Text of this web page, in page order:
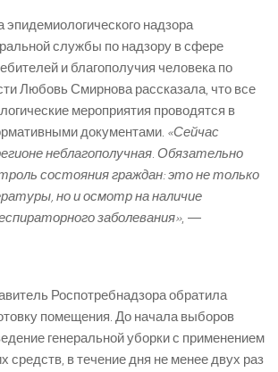
эпидемиологического надзора
службы по надзору в сфере
и благополучия человека по
Любовь Смирнова рассказала, что все
мероприятия проводятся в
документами. «Сейчас
неблагополучная. Обязательно
состояния граждан: это не только
но и осмотр на наличие
заболевания», —
Роспотребнадзора обратила
помещения. До начала выборов
генеральной уборки с применением
в течение дня не менее двух раз